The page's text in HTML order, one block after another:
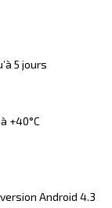
5 jours
+40°C
Android 4.3